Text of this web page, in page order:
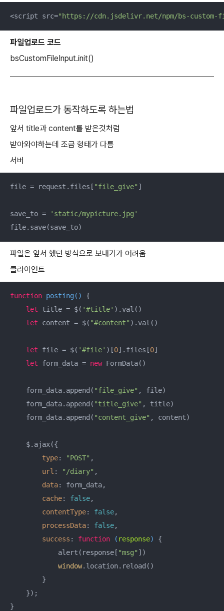
<script src="https://cdn.jsdelivr.net/npm/bs-
파일업로드 코드
bsCustomFileInput.init()
파일업로드가 동작하도록 하는법
앞서 title과 content를 받은것처럼
받아와야하는데 조금 형태가 다름
서버
file = request.files[ "file_give" ]
save_to =
'static/mypicture.jpg'
file.save(save_to)
파일은 앞서 했던 방식으로 보내기가 어려움
클라이언트
function posting ( ) {
let title = $( '#title' ).val()
let content = $( "#content" ).val()
let file = $( '#file' )[0].files[0]
let form_data = new FormData()
    form_data.append(
"file_give" , file)
    form_data.append(
"title_give" , title)
    form_data.append(
"content_give" , content)
    $.ajax({
type: "POST" ,
url : "/diary" ,
data: form_data,
cache: false,
contentType: false,
processData: false,
success : function ( response) {
            alert(response[
"msg" ])
window.location.reload()
        }
    });
}